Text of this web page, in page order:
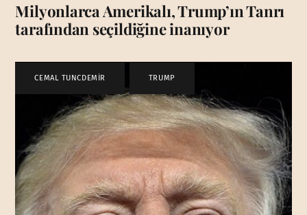
Milyonlarca Amerikalı, Trump’ın Tanrı
tarafından seçildiğine inanıyor
CEMAL TUNCDEMİR TRUMP